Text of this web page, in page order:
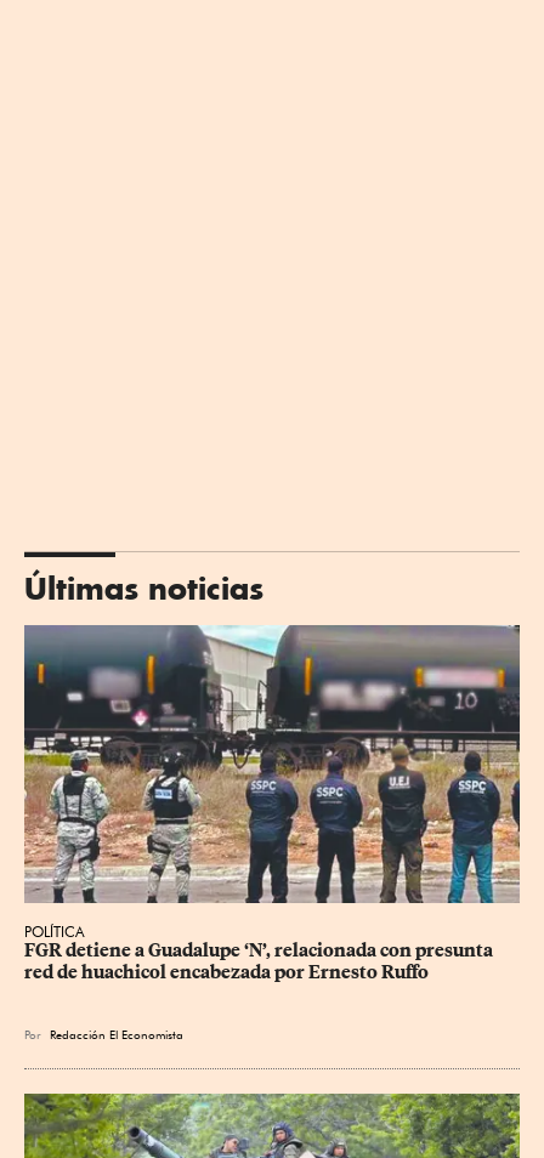
Últimas noticias
POLÍTICA
FGR detiene a Guadalupe ‘N’, relacionada con presunta
red de huachicol encabezada por Ernesto Ruffo
Por Redacción El Economista